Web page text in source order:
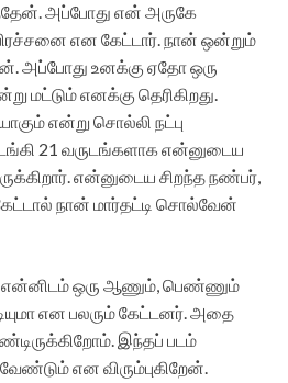
அப்போது என் அருகே
என கேட்டார். நான் ஒன்றும்
உனக்கு ஏதோ ஒரு
மட்டும் எனக்கு தெரிகிறது.
என்று சொல்லி நட்பு
21 வருடங்களாக என்னுடைய
என்னுடைய சிறந்த நண்பர்,
கேட்டால் நான் மார்தட்டி சொல்வேன்
என்னிடம் ஒரு ஆணும், பெண்ணும்
என பலரும் கேட்டனர். அதை
இந்தப் படம்
என விரும்புகிறேன்.